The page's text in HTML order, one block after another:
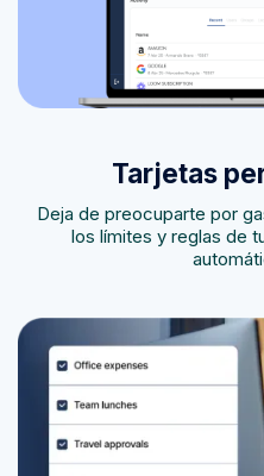
Tarjetas
Deja de preocuparte por
los límites y reglas de